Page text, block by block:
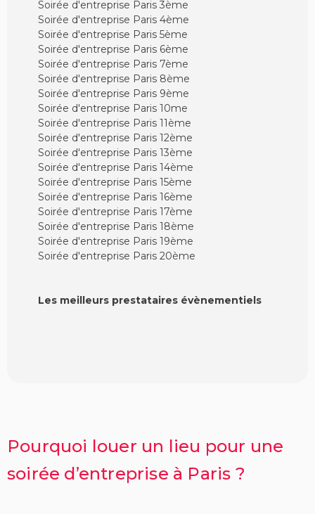
Soirée d'entreprise Paris 3ème
Soirée d'entreprise Paris 4ème
Soirée d'entreprise Paris 5ème
Soirée d'entreprise Paris 6ème
Soirée d'entreprise Paris 7ème
Soirée d'entreprise Paris 8ème
Soirée d'entreprise Paris 9ème
Soirée d'entreprise Paris 10me
Soirée d'entreprise Paris 11ème
Soirée d'entreprise Paris 12ème
Soirée d'entreprise Paris 13ème
Soirée d'entreprise Paris 14ème
Soirée d'entreprise Paris 15ème
Soirée d'entreprise Paris 16ème
Soirée d'entreprise Paris 17ème
Soirée d'entreprise Paris 18ème
Soirée d'entreprise Paris 19ème
Soirée d'entreprise Paris 20ème
Les meilleurs prestataires évènementiels
Pourquoi louer un lieu pour une
soirée d’entreprise à Paris ?